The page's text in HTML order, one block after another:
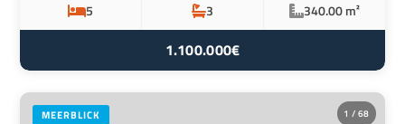
5
3 340.00 m²
1.100.000€
1 / 68
MEERBLICK